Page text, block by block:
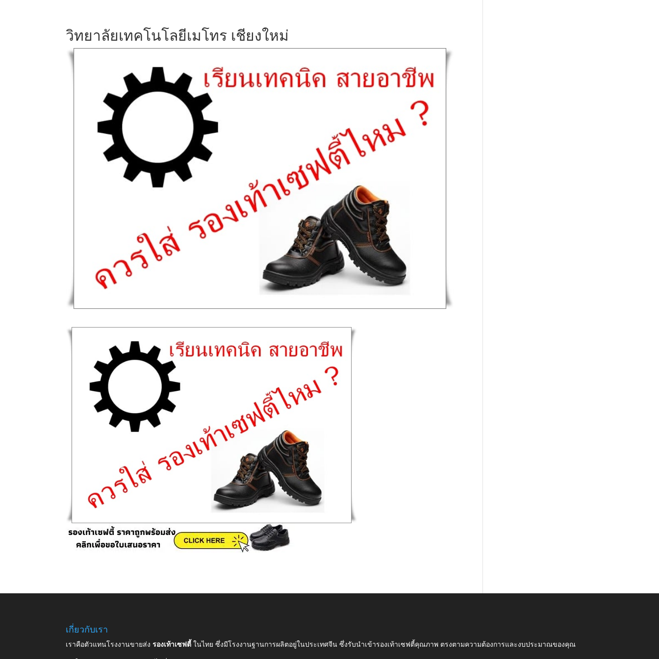
วิทยาลัยเทคโนโลยีเมโทร เชียงใหม่
เกี่ยวกับเรา
เราคือตัวแทนโรงงานขายส่งรองเท้าเซฟตี้ในไทย ซึ่งมีโรงงานฐานการผลิตอยู่ในประเทศจีน ซึ่งรับนำเข้ารองเท้าเซฟตี้คุณภาพ ตรงตามความต้องการและงบประมาณของคุณ